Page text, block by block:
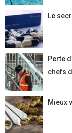
Le
Perte
chefs
Mieux